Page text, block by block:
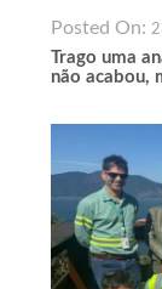
Posted On:
Trago uma
não acabou,